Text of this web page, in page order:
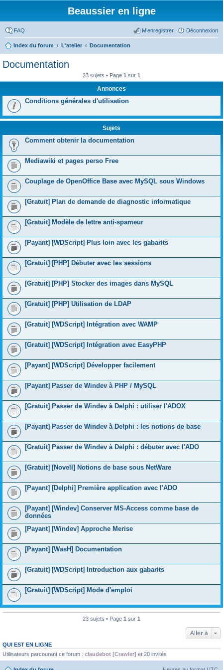
Beaussier en ligne
FAQ Déconnexion
M’enregistrer
Index du forum L'atelier Documentation
Documentation
23 sujets • Page 1 sur 1
Annonces
Conditions générales d'utilisation
Sujets
Comment obtenir la documentation
Mediawiki et pages perso Free
Couplage de OpenOffice Base avec MySQL sous Windows
[Gratuit] Plan de demande de diagnostic informatique
[Gratuit] Modèle de lettre anti-spameur
[Payant] [WDScript] Plus loin avec les gabarits
[Gratuit] [PHP] Débuter avec les sessions
[Gratuit] [PHP] Stocker des images dans MySQL
[Gratuit] [PHP] Utilisation de LDAP
[Gratuit] [WDScript] Intégration avec WAMP
[Gratuit] [WDScript] Intégration avec EasyPHP
[Payant] [WDScript] Développer facilement
[Payant] Passer de Windev à PHP / MySQL
[Gratuit] Passer de Windev à Delphi : utiliser l'ADOX
[Payant] Passer de Windev à Delphi : les notions de base
[Gratuit] Passer de Windev à Delphi : débuter avec l'ADO
[Gratuit] [Novell] Notions de base sous NetWare
[Payant] [Delphi] Première application avec l'ADO
[Payant] [Windev] Conserver MS-Access comme base de
données
[Payant] [Windev] Approche Merise
[Payant] [WasH] Documentation
[Gratuit] [WDScript] Introduction aux gabarits
[Gratuit] [WDScript] Mode d'emploi
23 sujets • Page 1 sur 1
Aller à
QUI EST EN LIGNE
Utilisateurs parcourant ce forum : claudebot [Crawler] et 20 invités